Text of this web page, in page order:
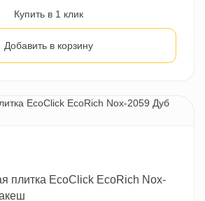
Купить в 1 клик
Добавить в корзину
плитка EcoClick EcoRich Nox-